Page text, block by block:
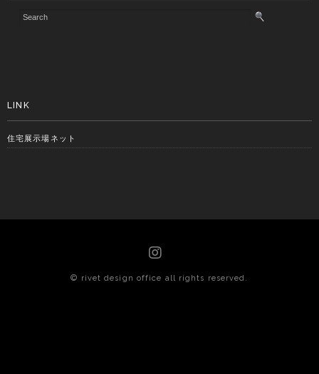
LINK
住宅展示場ネット
© rivet design office all rights reserved.